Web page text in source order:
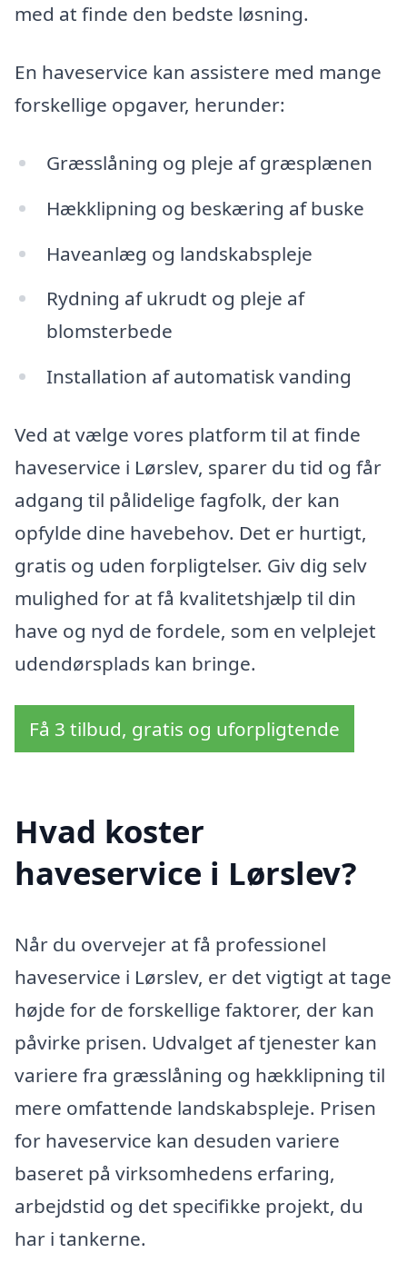
med at finde den bedste løsning.
En haveservice kan assistere med mange
forskellige opgaver, herunder:
Græsslåning og pleje af græsplænen
Hækklipning og beskæring af buske
Haveanlæg og landskabspleje
Rydning af ukrudt og pleje af
blomsterbede
Installation af automatisk vanding
Ved at vælge vores platform til at finde
haveservice i Lørslev, sparer du tid og får
adgang til pålidelige fagfolk, der kan
opfylde dine havebehov. Det er hurtigt,
gratis og uden forpligtelser. Giv dig selv
mulighed for at få kvalitetshjælp til din
have og nyd de fordele, som en velplejet
udendørsplads kan bringe.
Få 3 tilbud, gratis og uforpligtende
Hvad koster
haveservice i Lørslev?
Når du overvejer at få professionel
haveservice i Lørslev, er det vigtigt at tage
højde for de forskellige faktorer, der kan
påvirke prisen. Udvalget af tjenester kan
variere fra græsslåning og hækklipning til
mere omfattende landskabspleje. Prisen
for haveservice kan desuden variere
baseret på virksomhedens erfaring,
arbejdstid og det specifikke projekt, du
har i tankerne.